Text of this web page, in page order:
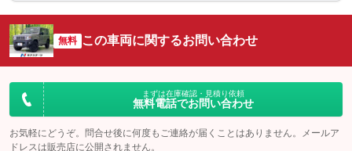
無料 この車両に関するお問い合わせ
まずは在庫確認・見積り依頼
無料電話でお問い合わせ
お気軽にどうぞ。問合せ後に何度もご連絡が届くことはありません。メールア
ドレスは販売店に公開されません。